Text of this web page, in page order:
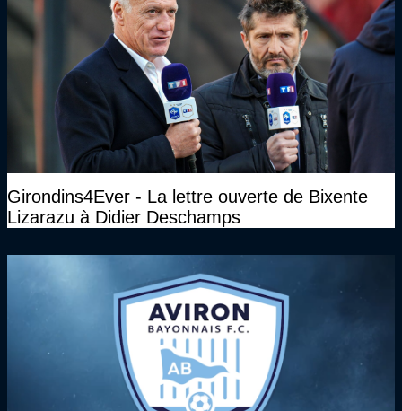
Girondins4Ever - La lettre ouverte de Bixente
Lizarazu à Didier Deschamps